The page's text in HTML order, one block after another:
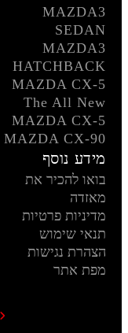
MAZDA3
SEDAN
MAZDA3
HATCHBACK
MAZDA CX-5
The All New
MAZDA CX-5
MAZDA CX-90
מידע נוסף
בואו להכיר את
מאזדה
מדיניות פרטיות
תנאי שימוש
הצהרת נגישות
מפת אתר